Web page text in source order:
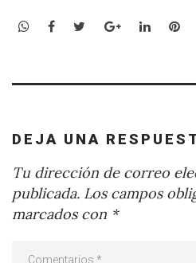
WhatsApp
Facebook
TwitterGoogle+LinkedIn
DEJA UNA
Tu dirección de correo
publicada. Los campos
marcados con *